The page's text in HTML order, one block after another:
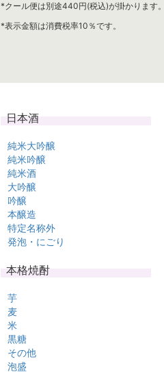
*クール便は別途440円(税込)が掛かります。
*表示金額は消費税率10％です。
日本酒
純米大吟醸
純米吟醸
純米酒
大吟醸
吟醸
本醸造
特定名称外
発泡・にごり
本格焼酎
芋
麦
米
黒糖
その他
泡盛